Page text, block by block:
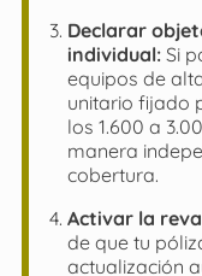
Declarar
individual:Si
equipos de
unitario fijado
los 1.600 a
manera
cobertura.
Activar la
de que tu
actualización